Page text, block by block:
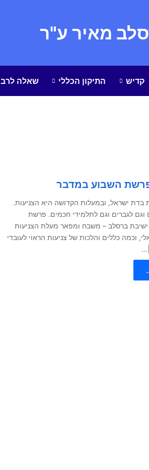
מאיר ע"ר
קדיש התיקון הכללי שאלה לרב
פרשת השבוע במדבר
בדת ישראל, ובמעלות הקדושה היא הצניעות.
וגם לגברים וגם לתלמידי חכמים. פרשת
ברסלב – משבח ומפאר מעלת הצניעות
וכמה כללים והלכות של צניעות הראוי לעובדי